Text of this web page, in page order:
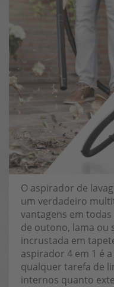
O aspirador de
um verdadeiro
vantagens em todas
de outono, lama ou
incrustada em
aspirador 4 em 1 é
qualquer tarefa de
internos quanto